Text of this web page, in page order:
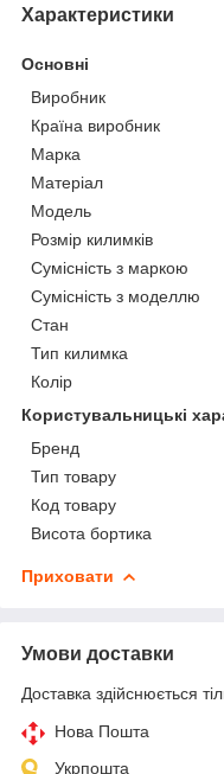
Характеристики
Основні
Виробник
Країна виробник
Марка
Матеріал
Модель
Розмір килимків
Сумісність з маркою
Сумісність з моделлю
Стан
Тип килимка
Колір
Користувальницькі
Бренд
Тип товару
Код товару
Висота бортика
Приховати
Умови доставки
Доставка здійснюється
Нова Пошта
Укрпошта